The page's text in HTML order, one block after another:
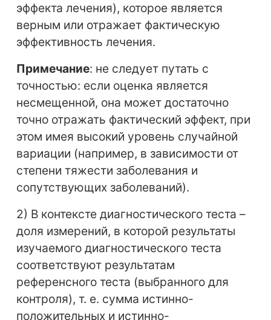
эффекта лечения), которое является
верным или отражает фактическую
эффективность лечения.
Примечание: не следует путать с
точностью: если оценка является
несмещенной, она может достаточно
точно отражать фактический эффект, при
этом имея высокий уровень случайной
вариации (например, в зависимости от
степени тяжести заболевания и
сопутствующих заболеваний).
2) В контексте диагностического теста –
доля измерений, в которой результаты
изучаемого диагностического теста
соответствуют результатам
референсного теста (выбранного для
контроля), т. е. сумма истинно-
положительных и истинно-